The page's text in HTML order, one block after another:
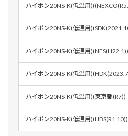
ハイポン20NS-K(低温用
ハイポン20NS-K(低温用
ハイポン20NS-K(低温用)(NES(H22.1))
ハイポン20NS-K(低温用
ハイポン20NS-K(低温用)(東京都(R7))
ハイポン20NS-K(低温用